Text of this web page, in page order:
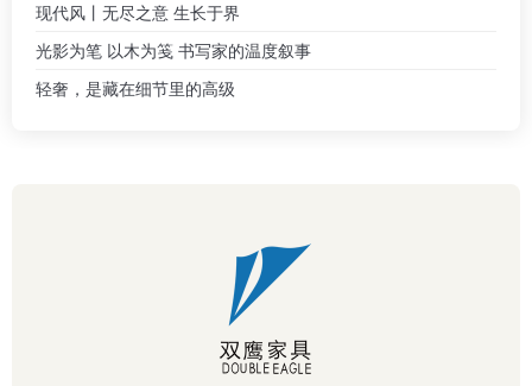
现代风丨无尽之意 生长于界
光影为笔 以木为笺 书写家的温度叙事
轻奢，是藏在细节里的高级